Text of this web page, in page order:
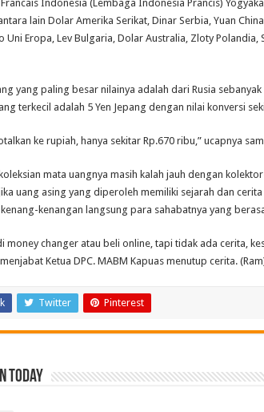
Indonesia (Lembaga Indonesia Prancis)
lain Dolar Amerika Serikat, Dinar Serbia, Yuan
Uni Eropa, Lev Bulgaria, Dolar Australia, Zloty Polandia,
yang paling besar nilainya adalah dari Rusia sebanyak
terkecil adalah 5 Yen Jepang dengan nilai konversi
ke rupiah, hanya sekitar Rp.670 ribu,” ucapnya
mata uangnya masih kalah jauh dengan
uang asing yang diperoleh memiliki sejarah dan
kenangan langsung para sahabatnya yang
money changer atau beli online, tapi tidak ada cerita,
Ketua DPC. MABM Kapuas menutup cerita.
Twitter Pinterest
Today